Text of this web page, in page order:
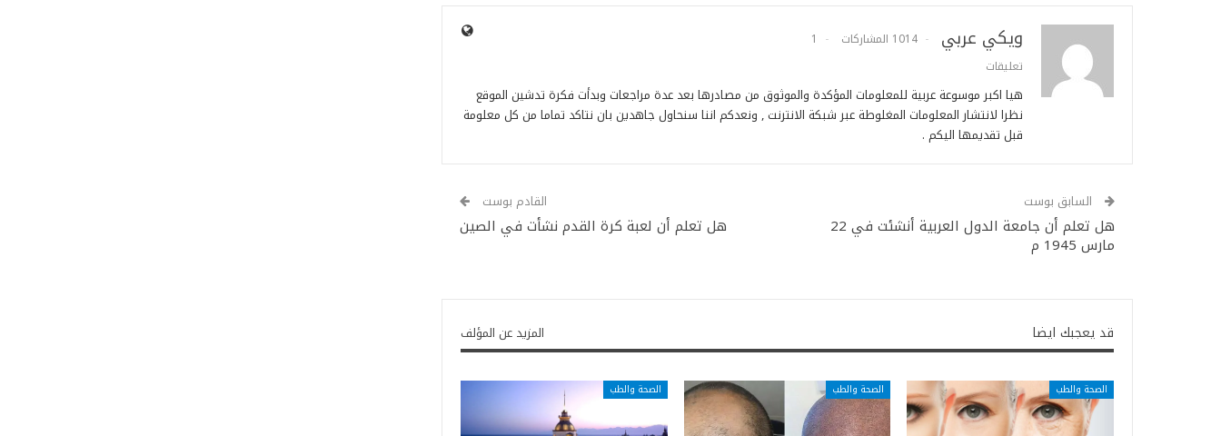
ويكي عربي 1014 المشاركات
1
تعليقات
هيا اكبر موسوعة عربية للمعلومات المؤكدة والموثوق من مصادرها بعد عدة مراجعات وبدأت فكرة تدشين الموقع
نظرا لانتشار المعلومات المغلوطة عبر شبكة الانترنت , ونعدكم اننا سنحاول جاهدين بان نتاكد تماما من كل معلومة
قبل تقديمها اليكم .
السابق بوست
هل تعلم أن جامعة الدول العربية أنشئت في 22
مارس 1945 م
القادم بوست
هل تعلم أن لعبة كرة القدم نشأت في الصين
قد يعجبك ايضا المزيد عن المؤلف
الصحة والطب الصحة والطب الصحة والطب